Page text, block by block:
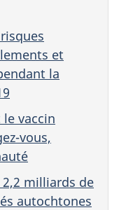
et
la
vaccin
vous,
2,2 milliards de
autochtones